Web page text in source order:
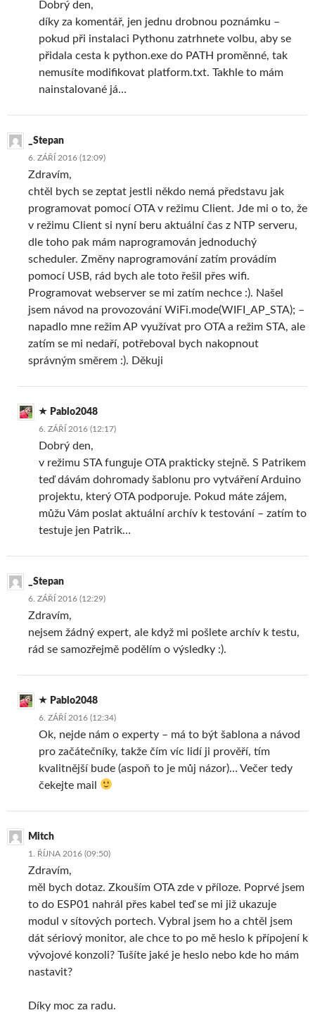
Dobrý den,
díky za komentář, jen jednu drobnou poznámku –
pokud při instalaci Pythonu zatrhnete volbu, aby se
přidala cesta k python.exe do PATH proměnné, tak
nemusíte modifikovat platform.txt. Takhle to mám
nainstalované já…
_Stepan
6. ZÁŘÍ 2016 (12:09)
Zdravím,
chtěl bych se zeptat jestli někdo nemá představu jak
programovat pomocí OTA v režimu Client. Jde mi o to, že
v režimu Client si nyní beru aktuální čas z NTP serveru,
dle toho pak mám naprogramován jednoduchý
scheduler. Změny naprogramování zatím provádím
pomocí USB, rád bych ale toto řešil přes wifi.
Programovat webserver se mi zatím nechce :). Našel
jsem návod na provozování WiFi.mode(WIFI_AP_STA); –
napadlo mne režim AP využívat pro OTA a režim STA, ale
zatím se mi nedaří, potřeboval bych nakopnout
správným směrem :). Děkuji
Pablo2048
6. ZÁŘÍ 2016 (12:17)
Dobrý den,
v režimu STA funguje OTA prakticky stejně. S Patrikem
teď dávám dohromady šablonu pro vytváření Arduino
projektu, který OTA podporuje. Pokud máte zájem,
můžu Vám poslat aktuální archív k testování – zatím to
testuje jen Patrik…
_Stepan
6. ZÁŘÍ 2016 (12:29)
Zdravím,
nejsem žádný expert, ale když mi pošlete archív k testu,
rád se samozřejmě podělím o výsledky :).
Pablo2048
6. ZÁŘÍ 2016 (12:34)
Ok, nejde nám o experty – má to být šablona a návod
pro začátečníky, takže čím víc lidí ji prověří, tím
kvalitnější bude (aspoň to je můj názor)… Večer tedy
čekejte mail
Mitch
1. ŘÍJNA 2016 (09:50)
Zdravím,
měl bych dotaz. Zkouším OTA zde v příloze. Poprvé jsem
to do ESP01 nahrál přes kabel teď se mi již ukazuje
modul v sítových portech. Vybral jsem ho a chtěl jsem
dát sériový monitor, ale chce to po mě heslo k přípojení k
vývojové konzoli? Tušíte jaké je heslo nebo kde ho mám
nastavit?
Díky moc za radu.